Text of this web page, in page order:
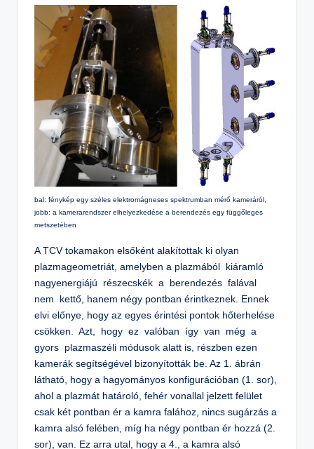
bal: fénykép egy széles elektromágneses spektrumban mérő kameráról,
jobb: a kamerarendszer elhelyezkedése a berendezés egy függőleges
metszetében
A TCV tokamakon elsőként alakítottak ki olyan
plazmageometriát, amelyben a plazmából kiáramló
nagyenergiájú részecskék a berendezés falával
nem kettő, hanem négy pontban érintkeznek. Ennek
elvi előnye, hogy az egyes érintési pontok hőterhelése
csökken. Azt, hogy ez valóban így van még a
gyors plazmaszéli módusok alatt is, részben ezen
kamerák segítségével bizonyították be. Az 1. ábrán
látható, hogy a hagyományos konfigurációban (1. sor),
ahol a plazmát határoló, fehér vonallal jelzett felület
csak két pontban ér a kamra falához, nincs sugárzás a
kamra alsó felében, míg ha négy pontban ér hozzá (2.
sor), van. Ez arra utal, hogy a 4., a kamra alsó